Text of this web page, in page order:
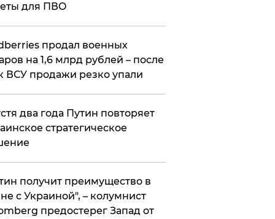
для ПВО
продал военных
на 1,6 млрд рублей – после
ВСУ продажи резко упали
два года Путин повторяет
стратегическое
получит преимущество в
с Украиной", – колумнист
предостерег Запад от